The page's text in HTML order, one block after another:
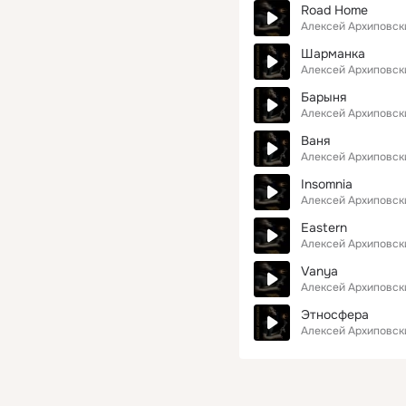
Road Home
Алексей
Шарманка
Алексей
Барыня
Алексей
Ваня
Алексей
Insomnia
Алексей
Eastern
Алексей
Vanya
Алексей
Этносфера
Алексей